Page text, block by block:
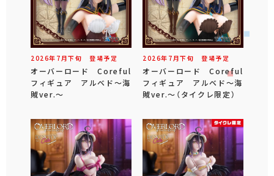
2026年 7 月下旬 登場予定
オーバーロード Coreful
フィギュア アルベド～海
賊ver.～
2026年 7 月下旬 登場予定
オーバーロード Coreful
フィギュア アルベド～海
賊ver.～（タイクレ限定）